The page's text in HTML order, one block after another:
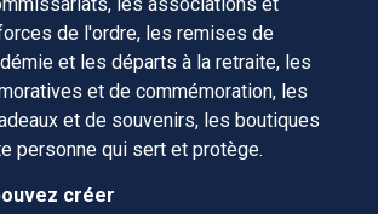
de l'ordre, les remises de
et les départs à la retraite, les
et de commémoration, les
et de souvenirs, les boutiques
personne qui sert et protège.
créer